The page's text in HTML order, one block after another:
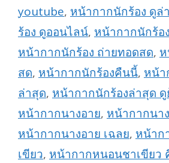
youtube, หน้ากากนักร้อง ดูล่
ร้อง ดูออนไลน์, หน้ากากนักร้อ
หน้ากากนักร้อง ถ่ายทอดสด,
สด, หน้ากากนักร้องคืนนี้, หน้า
ล่าสุด, หน้ากากนักร้องล่าสุด
หน้ากากนางอาย, หน้ากากนา
หน้ากากนางอาย เฉลย, หน้าก
เขียว, หน้ากากหนอนชาเขียว